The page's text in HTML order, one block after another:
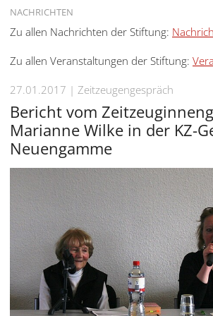
NACHRICHTEN
STARTSEITE
AKTUELLES
AUSSTELLUNGEN
GESCHICHTE
BILDUNG
FORSCHUNG
SERVICE
Deutsch Zurück
Deutsch
Deutsch
Zu allen Nachrichten der Stiftung:
Zu allen Veranstaltungen der Stiftung:
27.01.2017 Zeitzeugengespräch
Bericht vom
Marianne Wilke in der KZ-
Neuengamme